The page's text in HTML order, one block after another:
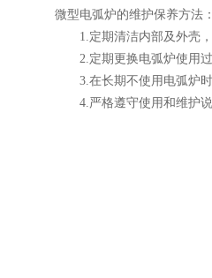
微型电弧炉的维护保养方法
1.定期清洁内部及外壳，
2.定期更换电弧炉使用过
3.在长期不使用电弧炉时
4.严格遵守使用和维护说